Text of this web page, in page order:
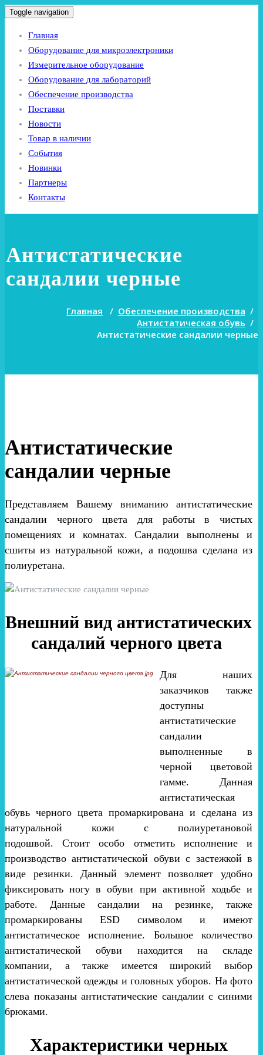
Toggle navigation
Главная
Оборудование для микроэлектроники
Измерительное оборудование
Оборудование для лабораторий
Обеспечение производства
Поставки
Новости
Товар в наличии
События
Новинки
Партнеры
Контакты
Антистатические
сандалии черные
Главная / Обеспечение производства /
Антистатическая обувь /
Антистатические сандалии черные
Антистатические
сандалии черные
Представляем Вашему вниманию антистатические
сандалии черного цвета для работы в чистых
помещениях и комнатах. Сандалии выполнены и
сшиты из натуральной кожи, а подошва сделана из
полиуретана.
Внешний вид антистатических
сандалий черного цвета
Для наших
заказчиков также
доступны
антистатические
сандалии
выполненные в
черной цветовой
гамме. Данная
антистатическая
обувь черного цвета промаркирована и сделана из
натуральной кожи с полиуретановой
подошвой. Стоит особо отметить исполнение и
производство антистатической обуви с застежкой в
виде резинки. Данный элемент позволяет удобно
фиксировать ногу в обуви при активной ходьбе и
работе. Данные сандалии на резинке, также
промаркированы ESD символом и имеют
антистатическое исполнение. Большое количество
антистатической обуви находится на складе
компании, а также имеется широкий выбор
антистатической одежды и головных уборов. На фото
слева показаны антистатические сандалии с синими
брюками.
Характеристики черных